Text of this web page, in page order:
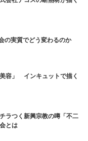
の実質でどう変わるのか
容」 インキュットで描く
ラつく新興宗教の噂「不二
とは